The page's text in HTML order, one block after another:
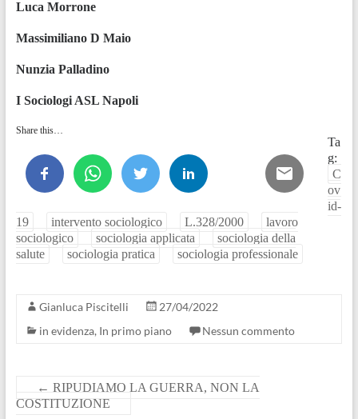
Luca Morrone
Massimiliano D Maio
Nunzia Palladino
I Sociologi ASL Napoli
Share this…
Ta
g:
C
ov
id-
19
intervento sociologico L.328/2000
lavoro
sociologico
sociologia applicata
sociologia della
salute
sociologia pratica sociologia professionale
Gianluca Piscitelli
27/04/2022
in evidenza, In primo piano Nessun commento
← RIPUDIAMO LA GUERRA, NON LA
COSTITUZIONE